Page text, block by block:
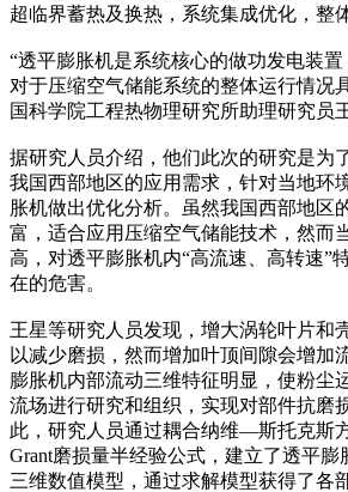
超临界蓄热及换热，系统集成优化，整
“透平膨胀机是系统核心的做功发电装
对于压缩空气储能系统的整体运行情况
国科学院工程热物理研究所助理研究员
据研究人员介绍，他们此次的研究是为
我国西部地区的应用需求，针对当地环
胀机做出优化分析。虽然我国西部地区
富，适合应用压缩空气储能技术，然而
高，对透平膨胀机内“高流速、高转速”
在的危害。
王星等研究人员发现，增大涡轮叶片和
以减少磨损，然而增加叶顶间隙会增加
膨胀机内部流动三维特征明显，使粉尘
流场进行研究和组织，实现对部件抗磨
此，研究人员通过耦合纳维—斯托克斯
Grant磨损量半经验公式，建立了透平
三维数值模型，通过求解模型获得了各